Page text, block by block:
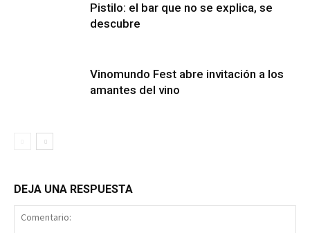
Pistilo: el bar que no se explica, se
descubre
Vinomundo Fest abre invitación a los
amantes del vino
DEJA UNA RESPUESTA